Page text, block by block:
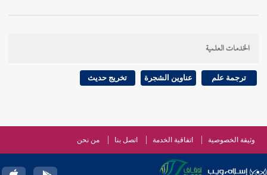
الخدمات العلمية
ترجمة علم عناوين الشجرة تخريج حديث
وثيقة الخصوصية اتفاقية الخدمة اتصل بنا من نحن